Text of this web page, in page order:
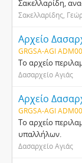
Σακελλαρίδη,
Σακελλαρίδης,
Αρχείο
GRGSA-AGI
Το αρχείο
Δασαρχείο Αγιάς
Αρχείο
GRGSA-AGI
Το αρχείο
υπαλλήλων.
Δασαρχείο Αγιάς